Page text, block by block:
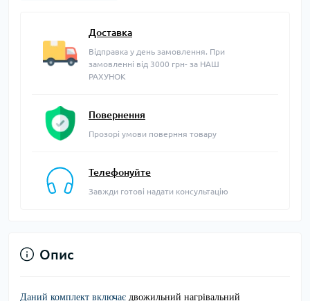
Доставка
Відправка у день замовлення. При
замовленні від 3000 грн- за НАШ
РАХУНОК
Повернення
Прозорі умови поверння товару
Телефонуйте
Завжди готові надати консультацію
Опис
Даний комплект включає двожильний нагрівальний